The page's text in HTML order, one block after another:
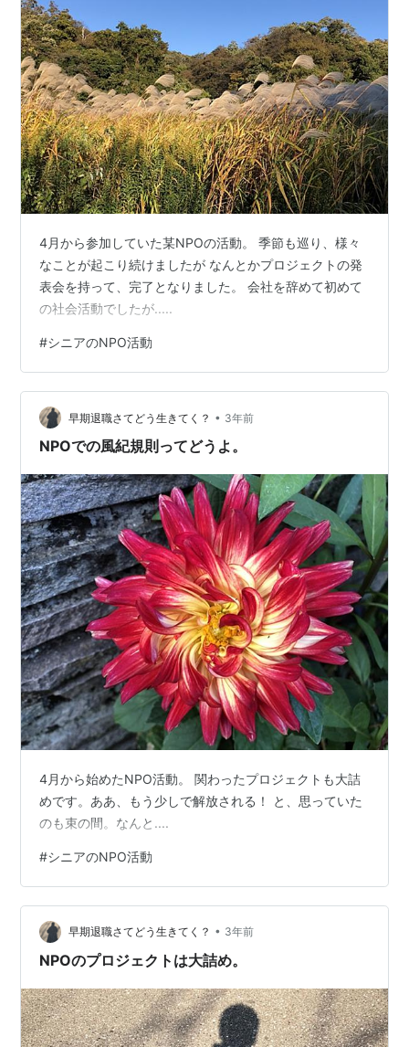
4月から参加していた某NPOの活動。 季節も巡り、様々
なことが起こり続けましたが なんとかプロジェクトの発
表会を持って、完了となりました。 会社を辞めて初めて
の社会活動でしたが.....
#シニアのNPO活動
早期退職さてどう生きてく？ • 3年前
NPOでの風紀規則ってどうよ。
4月から始めたNPO活動。 関わったプロジェクトも大詰
めです。ああ、もう少しで解放される！ と、思っていた
のも束の間。なんと....
#シニアのNPO活動
早期退職さてどう生きてく？ • 3年前
NPOのプロジェクトは大詰め。